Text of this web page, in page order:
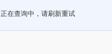
正在查询中，请刷新重试